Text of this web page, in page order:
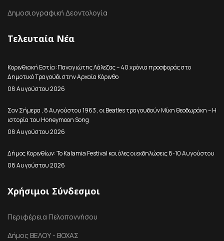
Δημοσιογραφική Δεοντολογία
Τελευταία Νέα
Κορινθιακή Εστία :Παναγιώτης Λάλεζας – 40 χρόνια προσφοράς στο
Δημοτικό Τραγούδι στην Αρχαία Κόρινθο
08 Αυγούστου 2026
Σαν Σήμερα , 8 Αυγούστου 1963 , οι Beatles τραγουδούν Μίκη Θεοδωράκη – Η
ιστορία του Honeymoon Song
08 Αυγούστου 2026
Δήμος Κορινθίων: Το Kalamia Festival και όλες οι εκδηλώσεις 8-10 Αυγούστου
08 Αυγούστου 2026
Χρήσιμοι Σύνδεσμοι
Περιφέρεια Πελοποννήσου
Δήμος ΒΕΛΟΥ - ΒΟΧΑΣ